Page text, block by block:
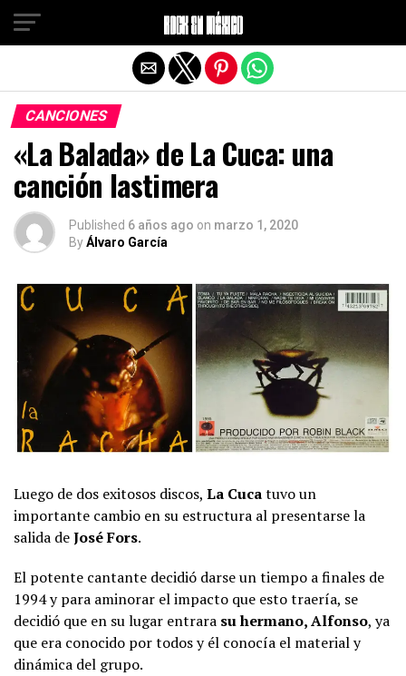
CANCIONES
«La Balada» de La Cuca: una
canción lastimera
Published 6 años ago on marzo 1, 2020
ByÁlvaro García
Luego de dos exitosos discos, La Cucatuvo un
importante cambio en su estructura al presentarse la
salida deJosé Fors.
El potente cantante decidió darse un tiempo a finales de
1994 y para aminorar el impacto que esto traería, se
decidió que en su lugar entrara su hermano, Alfonso, ya
que era conocido por todos y él conocía el material y
dinámica del grupo.
Salir de la versión móvil